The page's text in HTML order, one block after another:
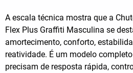
A escala técnica mostra que a
Flex Plus Graffiti Masculina se
amortecimento, conforto,
reatividade. É um modelo
precisam de resposta rápida,